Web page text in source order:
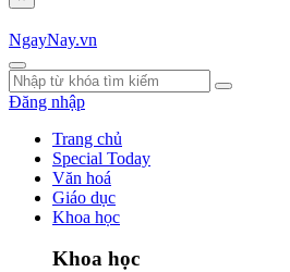
NgayNay.vn
Đăng nhập
Trang chủ
Special Today
Văn hoá
Giáo dục
Khoa học
Khoa học